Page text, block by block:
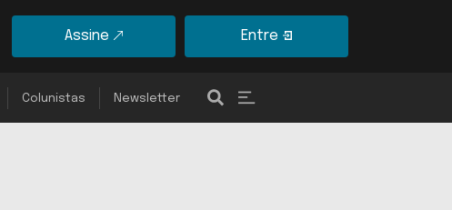
Assine Entre
Colunistas Newsletter